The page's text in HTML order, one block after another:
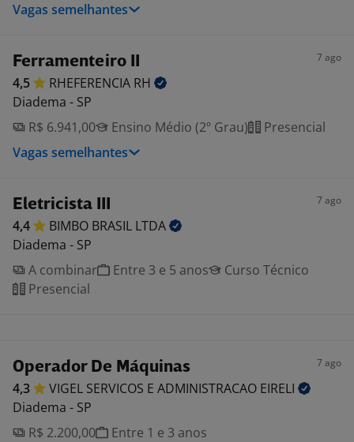
Vagas semelhantes
Ferramenteiro II 7 ago
4,5 RHEFERENCIA RH
Diadema - SP
R$ 6.941,00
Ensino Médio (2º Grau)
Presencial
Vagas semelhantes
Eletricista III 7 ago
4,4 BIMBO BRASIL LTDA
Diadema - SP
A combinar
Entre 3 e 5 anos
Curso Técnico
Presencial
Operador De Máquinas 7 ago
4,3 VIGEL SERVICOS E ADMINISTRACAO EIRELI
Diadema - SP
R$ 2.200,00
Entre 1 e 3 anos